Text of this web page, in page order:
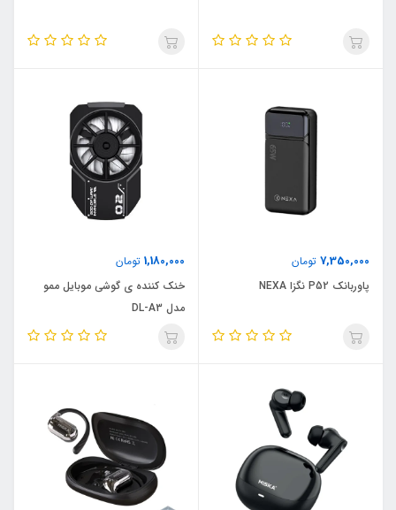
7,350,000 تومان
پاوربانک P52 نگزا NEXA
1,180,000 تومان
خنک کننده ی گوشی موبایل ممو
مدل DL-A3